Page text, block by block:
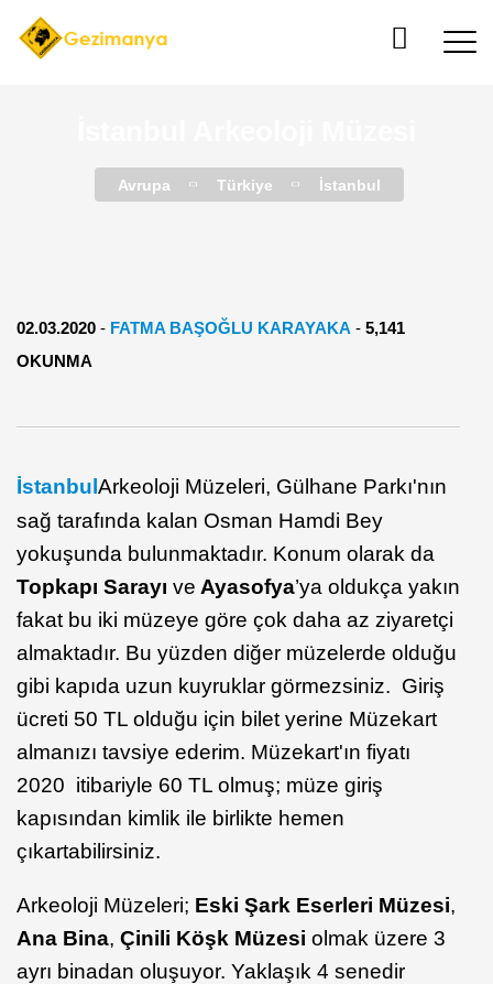
Avrupa Türkiye İstanbul
02.03.2020 - FATMA BAŞOĞLU KARAYAKA - 5,141
OKUNMA
İstanbul Arkeoloji Müzeleri, Gülhane Parkı'nın
sağ tarafında kalan Osman Hamdi Bey
yokuşunda bulunmaktadır. Konum olarak da
Topkapı Sarayı ve Ayasofya’ya oldukça yakın
fakat bu iki müzeye göre çok daha az ziyaretçi
almaktadır. Bu yüzden diğer müzelerde olduğu
gibi kapıda uzun kuyruklar görmezsiniz. Giriş
ücreti 50 TL olduğu için bilet yerine Müzekart
almanızı tavsiye ederim. Müzekart'ın fiyatı
2020 itibariyle 60 TL olmuş; müze giriş
kapısından kimlik ile birlikte hemen
çıkartabilirsiniz.
Arkeoloji Müzeleri; Eski Şark Eserleri Müzesi,
Ana Bina, Çinili Köşk Müzesi olmak üzere 3
ayrı binadan oluşuyor. Yaklaşık 4 senedir